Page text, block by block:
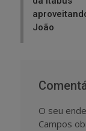
João
O seu
Campos